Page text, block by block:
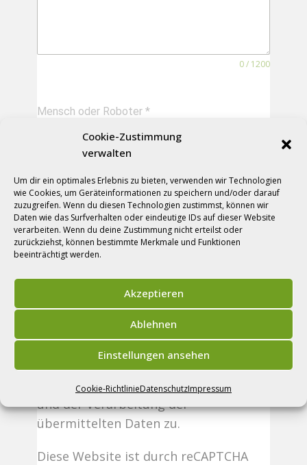
Cookie-Zustimmung
verwalten
Um dir ein optimales Erlebnis zu bieten, verwenden wir Technologien
wie Cookies, um Geräteinformationen zu speichern und/oder darauf
zuzugreifen. Wenn du diesen Technologien zustimmst, können wir
Daten wie das Surfverhalten oder eindeutige IDs auf dieser Website
verarbeiten. Wenn du deine Zustimmung nicht erteilst oder
zurückziehst, können bestimmte Merkmale und Funktionen
beeinträchtigt werden.
Akzeptieren
Ablehnen
Einstellungen ansehen
Cookie-RichtlinieDatenschutzImpressum
0 / 1200
Mensch oder Roboter *
Sind Sie ein Mensch, dann tragen Sie hier bitte ein JA ein
sie mussen uns die Verarbeitung Ihrer Daten
gestatten
Ich bin/Wir sind mit der Verarbeitung
meiner/unserer Daten einverstanden
Datenschutzerklärung der
Ortsgemeinde Auw bei
Prüm
stimme(n) ich/wir der
Datenschutzerklärungdieser Website
und der Verarbeitung der
übermittelten Daten zu.
Diese Website ist durch reCAPTCHA